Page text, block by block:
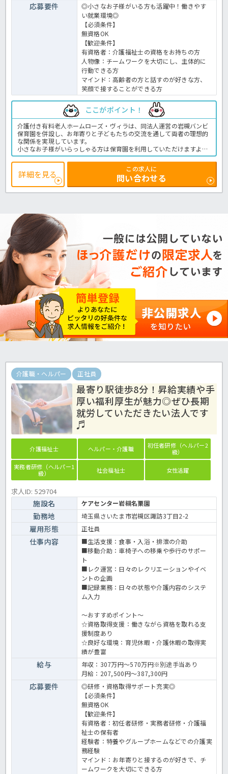
応募要件
◎小さなお子様がいる方も活躍中！働きやす
い就業環境◎
【必須条件】
無資格OK
【歓迎条件】
有資格者：介護福祉士の資格をお持ちの方
人物像 ：チームワークを大切にし、主体的に
行動できる方
マインド ：高齢者の方と話すのが好きな方、
笑顔で接することができる方
ここがポイント！
介護付き有料老人ホームローズ・ヴィラは、同法人運営の岩槻バンビ
保育園を併設し、お年寄りと子どもたちの交流を通して両者の理想的
な関係を実現しています。
小さなお子様がいらっしゃる方は保育園を利用していただけますよ！
併設されていますので、一緒に通勤退勤が可能なのもうれしいですね
♪残業をお願いすることもほとんどなく、時間通りに仕事を終えられ
ます。
資格や経験のない、これから介護のお仕事を始めたいとお考えの方に
もおススメの求人です！まずはほっ介護までお問合せ下さいね。有料
老人ホームでの介護業務全般です。
詳細を見る
この求人に
問い合わせる
介護職・ヘルパー 正社員
最寄り駅徒歩8分！昇給実績や手
厚い福利厚生が魅力◎ぜひ長期
就労していただきたい法人です
♬
介護福祉士 ヘルパー・介護職
初任者研修（ヘルパー2
級）
実務者研修（ヘルパー1
級）
社会福祉士 女性活躍
求人ID: 529704
施設名 ケアセンター岩槻名栗園
勤務地 埼玉県さいたま市岩槻区諏訪3丁目2-2
雇用形態 正社員
仕事内容
■生活支援：食事・入浴・排泄の介助
■移動介助：車椅子への移乗や歩行のサポー
ト
■レク運営：日々のレクリエーションやイベ
ントの企画
■記録業務：日々の状態や介護内容のシステ
ム入力
～おすすめポイント～
☆資格取得支援：働きながら資格を取れる支
援制度あり
☆良好な環境：育児休暇・介護休暇の取得実
績が豊富
給与
年収：307万円～570万円※別途手当あり
月給：207,500円～387,300円
応募要件
◎研修・資格取得サポート充実◎
【必須条件】
無資格OK
【歓迎条件】
有資格者：初任者研修・実務者研修・介護福
祉士の保有者
経験者 ：特養やグループホームなどでの介護実
務経験
マインド ：お年寄りと接するのが好きで、チ
ームワークを大切にできる方